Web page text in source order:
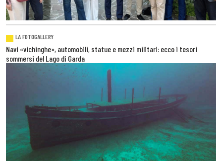
LA FOTOGALLERY
Navi «vichinghe», automobili, statue e mezzi militari: ecco i tesori
sommersi del Lago di Garda